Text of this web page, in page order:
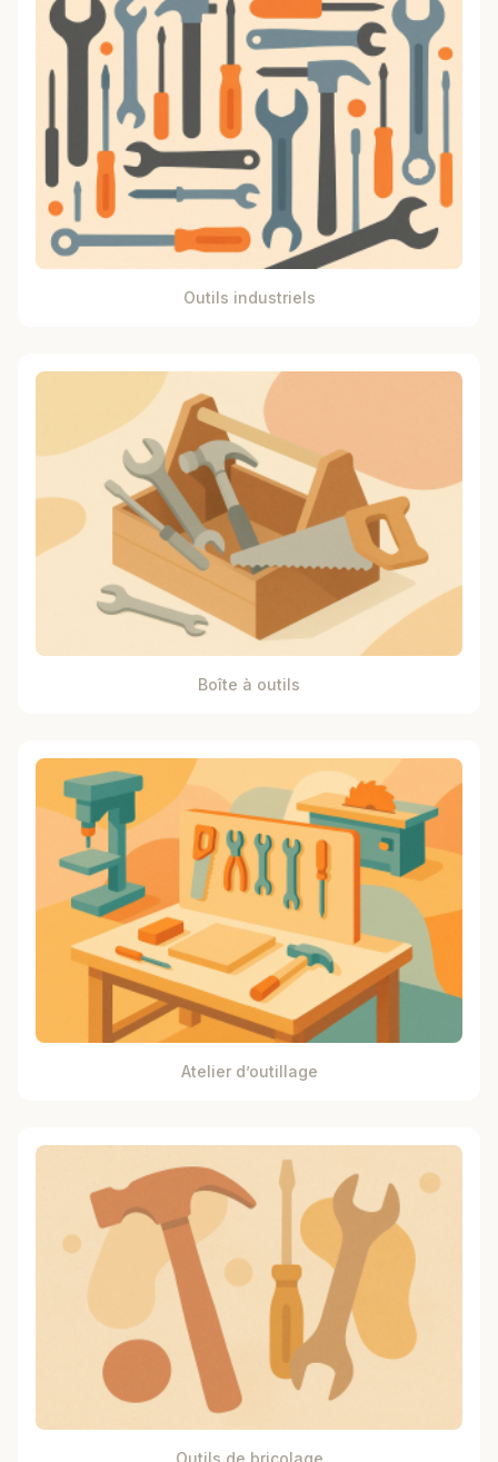
Outils industriels
Boîte à outils
Atelier d’outillage